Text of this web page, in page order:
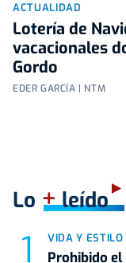
ACTUALIDAD
Lotería de
vacacionales
Gordo
EDER GARCÍA | NTM
Lo +leído
VIDA Y ESTILO
Prohibido